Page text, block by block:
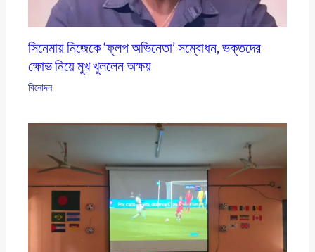
সিনেমায় নিজেকে ‘ফ্লপ অভিনেতা’ সম্বোধন, ভক্তদের
ক্ষোভ নিয়ে মুখ খুললেন অক্ষয়
বিনোদন